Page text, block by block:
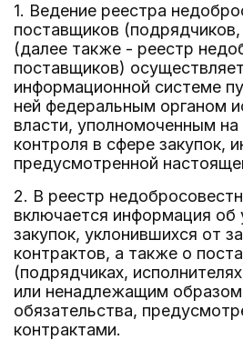
1. Ведение реестра
поставщиков (подрядчиков,
(далее также - реестр
поставщиков)
информационной системе
ней федеральным органом
власти, уполномоченным
контроля в сфере закупок,
предусмотренной
2. В реестр
включается информация об
закупок, уклонившихся от
контрактов, а также о
(подрядчиках,
или ненадлежащим
обязательства,
контрактами.